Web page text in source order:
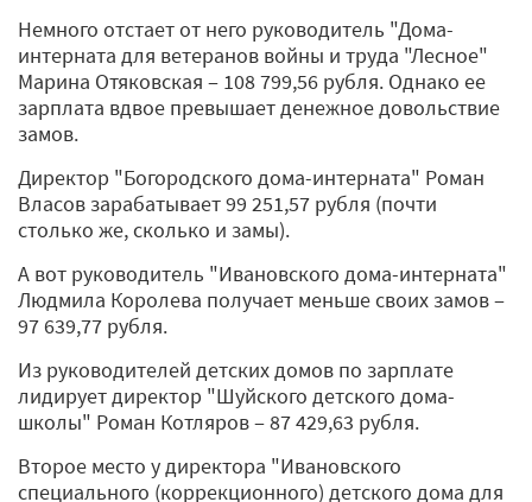
Немного отстает от него руководитель "Дома-
интерната для ветеранов войны и труда "Лесное"
Марина Отяковская ‒ 108 799,56 рубля. Однако ее
зарплата вдвое превышает денежное довольствие
замов.
Директор "Богородского дома-интерната" Роман
Власов зарабатывает 99 251,57 рубля (почти
столько же, сколько и замы).
А вот руководитель "Ивановского дома-интерната"
Людмила Королева получает меньше своих замов ‒
97 639,77 рубля.
Из руководителей детских домов по зарплате
лидирует директор "Шуйского детского дома-
школы" Роман Котляров ‒ 87 429,63 рубля.
Второе место у директора "Ивановского
специального (коррекционного) детского дома для